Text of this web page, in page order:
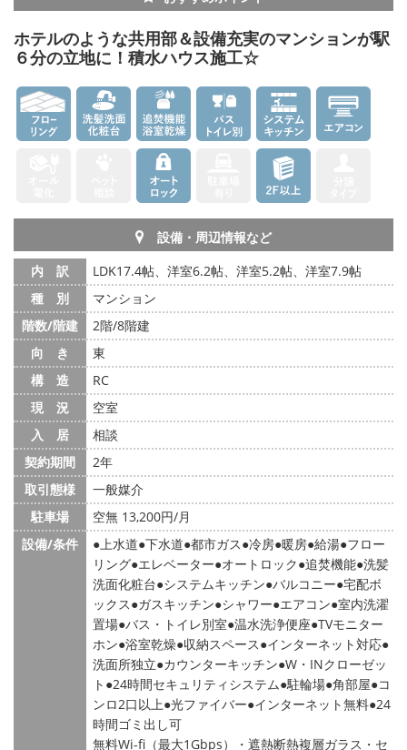
ホテルのような共用部＆設備充実のマンションが駅
６分の立地に！積水ハウス施工☆
設備・周辺情報など
内 訳
LDK17.4帖、洋室6.2帖、洋室5.2帖、洋室7.9帖
種 別
マンション
階数/階建
2階/8階建
向 き
東
構 造
RC
現 況
空室
入 居
相談
契約期間
2年
取引態様
一般媒介
駐車場
空無 13,200円/月
設備/条件
上水道 下水道 都市ガス 冷房 暖房 給湯 フロー
リング エレベーター オートロック 追焚機能 洗髪
洗面化粧台 システムキッチン バルコニー 宅配ボ
ックス ガスキッチン シャワー エアコン 室内洗濯
置場 バス・トイレ別室 温水洗浄便座 TVモニター
ホン 浴室乾燥 収納スペース インターネット対応
洗面所独立 カウンターキッチン W・INクローゼッ
ト 24時間セキュリティシステム 駐輪場 角部屋 コ
ンロ2口以上 光ファイバー インターネット無料 24
時間ゴミ出し可
無料Wi-fi（最大1Gbps）・遮熱断熱複層ガラス・セ